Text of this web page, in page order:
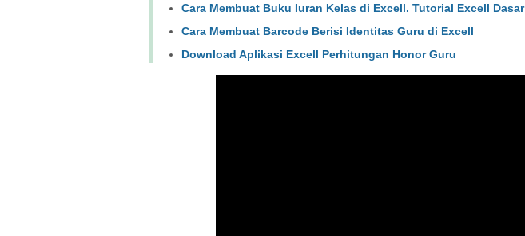
Cara Membuat Buku Iuran Kelas di Excell. Tutorial Excell Dasar
Cara Membuat Barcode Berisi Identitas Guru di Excell
Download Aplikasi Excell Perhitungan Honor Guru